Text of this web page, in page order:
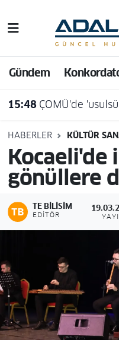
Gündem
15:48 ÇOMÜ'de
HABERLER KÜLTÜR
Kocaeli'de
gönüllere
TE BILISIM
EDITÖR
Hava Durumu
Trafik Durumu
Süper Lig Puan
Tüm Manşetler
Son Dakika